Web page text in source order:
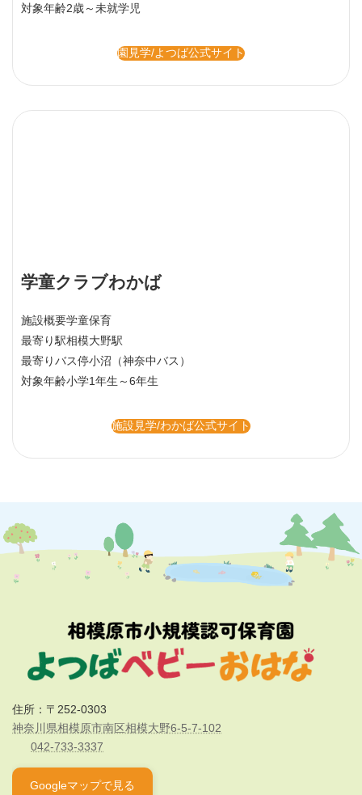
対象年齢2歳～未就学児
園見学/よつば公式サイト
学童クラブわかば
施設概要学童保育
最寄り駅相模大野駅
小学1年生～6年生
住所：〒252-0303
神奈川県相模原市南区相模大野6-5-7-102
042-733-3337